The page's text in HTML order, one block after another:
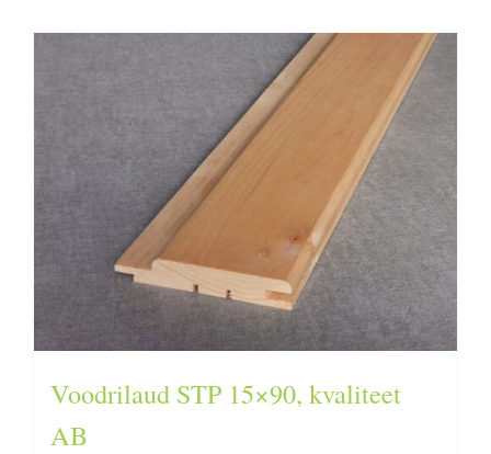
Voodrilaud STP 15×90, kvaliteet
AB